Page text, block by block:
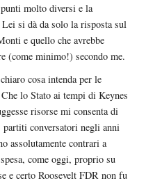
molto diversi e la
si dà da solo la risposta sul
e quello che avrebbe
(come minimo!) secondo me.
cosa intenda per le
lo Stato ai tempi di Keynes
risorse mi consenta di
partiti conversatori negli anni
assolutamente contrari a
come oggi, proprio su
e certo Roosevelt FDR non fu